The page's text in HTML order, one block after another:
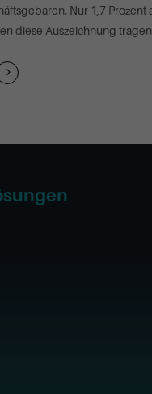
Nur 1,7 Prozent
diese Auszeichnung